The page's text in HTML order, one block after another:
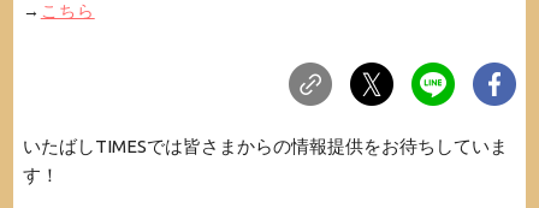
→ こちら
いたばしTIMESでは皆さまからの情報提供をお待ちしていま
す！